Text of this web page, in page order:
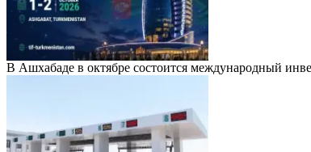
В Ашхабаде в октябре состоится международный